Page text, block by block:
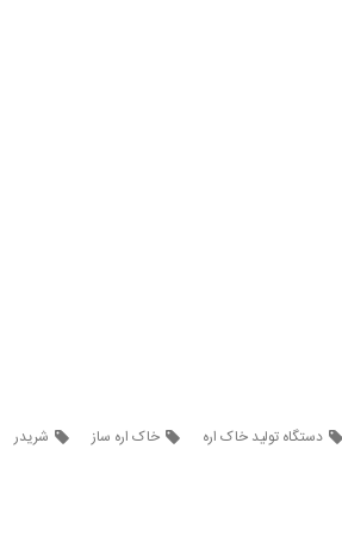
دستگاه تولید خاک اره خاک اره ساز شریدر